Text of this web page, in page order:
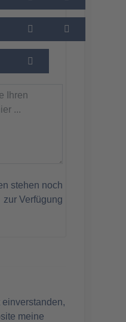
stehen noch
zur Verfügung
einverstanden,
meine